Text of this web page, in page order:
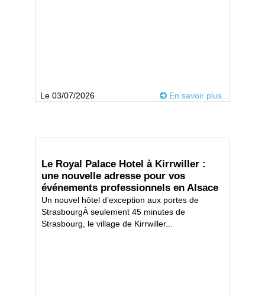
Le 03/07/2026 En savoir plus...
Le Royal Palace Hotel à Kirrwiller :
une nouvelle adresse pour vos
événements professionnels en Alsace
Un nouvel hôtel d’exception aux portes de
StrasbourgÀ seulement 45 minutes de
Strasbourg, le village de Kirrwiller...